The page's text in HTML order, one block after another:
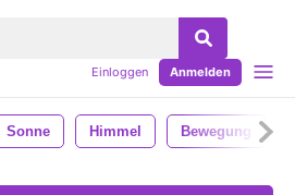
Einloggen Anmelden
Sonne Himmel Bewegung